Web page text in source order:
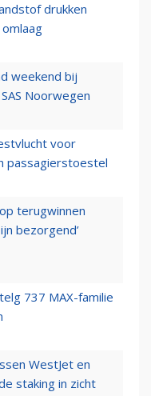
drukken
weekend bij
Noorwegen
voor
passagierstoestel
terugwinnen
bezorgend’
737 MAX-familie
WestJet en
staking in zicht